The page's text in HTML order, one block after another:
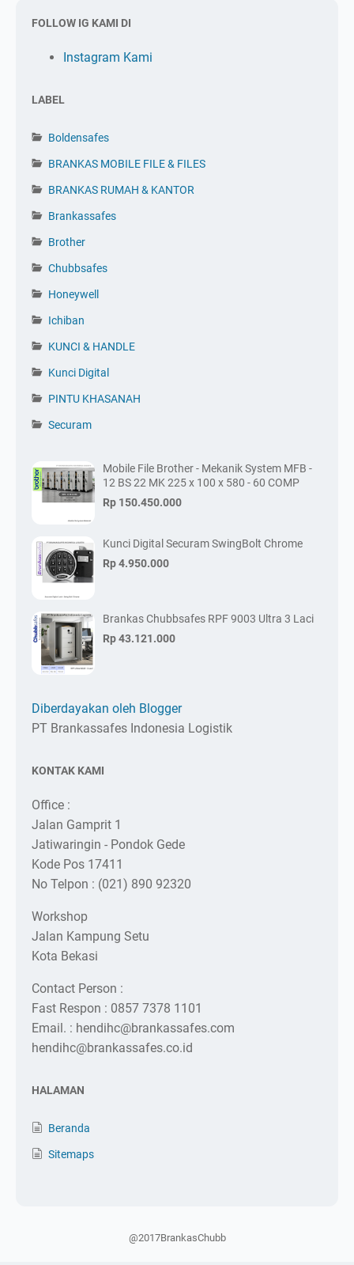
FOLLOW IG KAMI DI
Instagram Kami
LABEL
Boldensafes
BRANKAS MOBILE FILE & FILES
BRANKAS RUMAH & KANTOR
Brankassafes
Brother
Chubbsafes
Honeywell
Ichiban
KUNCI & HANDLE
Kunci Digital
PINTU KHASANAH
Securam
Mobile File Brother - Mekanik System MFB -
12 BS 22 MK 225 x 100 x 580 - 60 COMP
Rp 150.450.000
Kunci Digital Securam SwingBolt Chrome
Rp 4.950.000
Brankas Chubbsafes RPF 9003 Ultra 3 Laci
Rp 43.121.000
Diberdayakan oleh Blogger
PT Brankassafes Indonesia Logistik
KONTAK KAMI
Office :
Jalan Gamprit 1
Jatiwaringin - Pondok Gede
Kode Pos 17411
No Telpon : (021) 890 92320
Workshop
Jalan Kampung Setu
Kota Bekasi
Contact Person :
Fast Respon : 0857 7378 1101
Email. : hendihc@brankassafes.com
hendihc@brankassafes.co.id
HALAMAN
Beranda
Sitemaps
@2017BrankasChubb